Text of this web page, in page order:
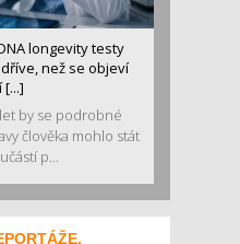
longevity testy
než se objeví
by se podrobné
člověka mohlo stát
p...